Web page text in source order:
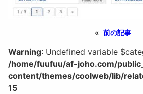
« 前の記事
Warning: Undefined variable
/home/fuufuu/af-joho.com/
content/themes/coolweb/lib/
15